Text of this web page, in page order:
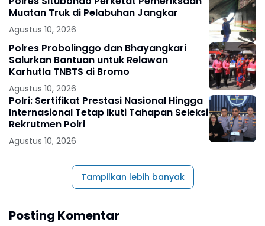
Muatan Truk di Pelabuhan Jangkar
Agustus 10, 2026
Polres Probolinggo dan Bhayangkari
Salurkan Bantuan untuk Relawan
Karhutla TNBTS di Bromo
Agustus 10, 2026
Polri: Sertifikat Prestasi Nasional Hingga
Internasional Tetap Ikuti Tahapan Seleksi
Rekrutmen Polri
Agustus 10, 2026
Tampilkan lebih banyak
Posting Komentar